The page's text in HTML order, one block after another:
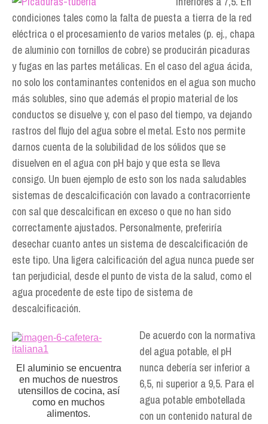
condiciones tales como la falta de puesta a tierra de la red
eléctrica o el procesamiento de varios metales (p. ej., chapa
de aluminio con tornillos de cobre) se producirán picaduras
y fugas en las partes metálicas. En el caso del agua ácida,
no solo los contaminantes contenidos en el agua son mucho
más solubles, sino que además el propio material de los
conductos se disuelve y, con el paso del tiempo, va dejando
rastros del flujo del agua sobre el metal. Esto nos permite
darnos cuenta de la solubilidad de los sólidos que se
disuelven en el agua con pH bajo y que esta se lleva
consigo. Un buen ejemplo de esto son los nada saludables
sistemas de descalcificación con lavado a contracorriente
con sal que descalcifican en exceso o que no han sido
correctamente ajustados. Personalmente, preferiría
desechar cuanto antes un sistema de descalcificación de
este tipo. Una ligera calcificación del agua nunca puede ser
tan perjudicial, desde el punto de vista de la salud, como el
agua procedente de este tipo de sistema de
descalcificación.
El aluminio se encuentra
en muchos de nuestros
utensillos de cocina, así
como en muchos
alimentos.
De acuerdo con la normativa
del agua potable, el pH
nunca debería ser inferior a
6,5, ni superior a 9,5. Para el
agua potable embotellada
con un contenido natural de